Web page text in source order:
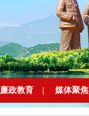
廉政教育 | 媒体聚焦